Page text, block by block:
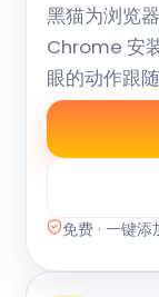
黑猫为浏览
Chrome 安
眼的动作跟随
免费 · 一键